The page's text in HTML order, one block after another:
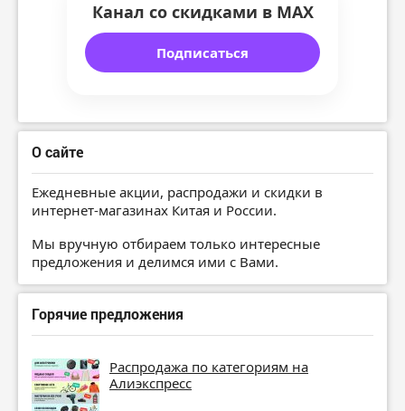
Канал со скидками в MAX
Подписаться
О сайте
Ежедневные акции, распродажи и скидки в
интернет-магазинах Китая и России.
Мы вручную отбираем только интересные
предложения и делимся ими с Вами.
Горячие предложения
Распродажа по категориям на
Алиэкспресс